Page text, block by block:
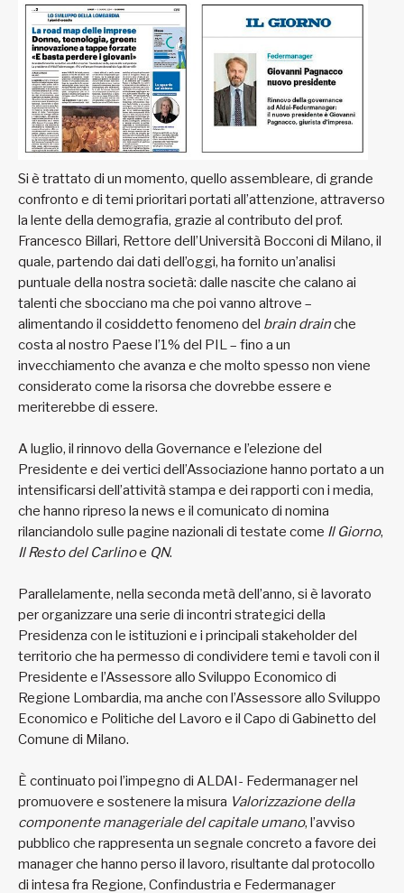
Si è trattato di un momento, quello assembleare, di grande
confronto e di temi prioritari portati all’attenzione, attraverso
la lente della demografia, grazie al contributo del prof.
Francesco Billari, Rettore dell’Università Bocconi di Milano, il
quale, partendo dai dati dell’oggi, ha fornito un’analisi
puntuale della nostra società: dalle nascite che calano ai
talenti che sbocciano ma che poi vanno altrove –
alimentando il cosiddetto fenomeno del brain drainche
costa al nostro Paese l’1% del PIL – fino a un
invecchiamento che avanza e che molto spesso non viene
considerato come la risorsa che dovrebbe essere e
meriterebbe di essere.
A luglio, il rinnovo della Governance e l’elezione del
Presidente e dei vertici dell’Associazione hanno portato a un
intensificarsi dell’attività stampa e dei rapporti con i media,
che hanno ripreso la news e il comunicato di nomina
rilanciandolo sulle pagine nazionali di testate come Il Giorno,
Il Resto del Carlinoe QN.
Parallelamente, nella seconda metà dell’anno, si è lavorato
per organizzare una serie di incontri strategici della
Presidenza con le istituzioni e i principali stakeholder del
territorio che ha permesso di condividere temi e tavoli con il
Presidente e l’Assessore allo Sviluppo Economico di
Regione Lombardia, ma anche con l’Assessore allo Sviluppo
Economico e Politiche del Lavoro e il Capo di Gabinetto del
Comune di Milano.
È continuato poi l’impegno di ALDAI- Federmanager nel
promuovere e sostenere la misura Valorizzazione della
componente manageriale del capitale umano, l’avviso
pubblico che rappresenta un segnale concreto a favore dei
manager che hanno perso il lavoro, risultante dal protocollo
di intesa fra Regione, Confindustria e Federmanager